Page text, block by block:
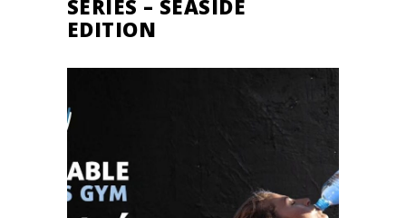
SERIES – SEASIDE
EDITION